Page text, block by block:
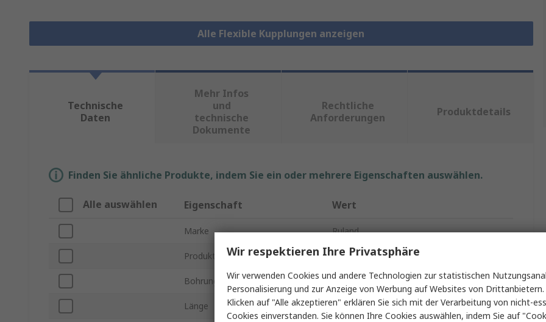
Alle Flexible Kupplungen anzeigen
Technische
Daten
Mehr Infos
und
technische
Dokumente
Rechtliche
Anforderungen
Produktdetails
Finden Sie ähnliche Produkte, indem Sie ein oder mehrere Eigenschaften auswählen.
Alle auswählen Eigenschaft Wert
Marke Ruland
Produkt Typ HRC-Kupplungsnaben
Bohrungsdurchmesser 3mm
Länge 23.5mm
Wir respektieren Ihre Privatsphäre
Wir verwenden Cookies und andere Technologien zur statistischen
Personalisierung und zur Anzeige von Werbung auf Websites von
Klicken auf "Alle akzeptieren" erklären Sie sich mit der Verarbeitung von nicht-
Cookies einverstanden. Sie können Ihre Cookies auswählen, indem Sie auf